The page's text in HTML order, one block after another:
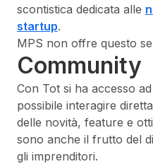
scontistica dedicata alle
startup.
MPS non offre questo
Community
Con Tot si ha accesso
possibile interagire
delle novità, feature e
sono anche il frutto del
gli imprenditori.